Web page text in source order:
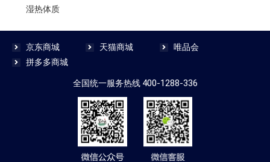
湿热体质
京东商城 天猫商城
唯品会
拼多多商城
全国统一服务热线 400-1288-336